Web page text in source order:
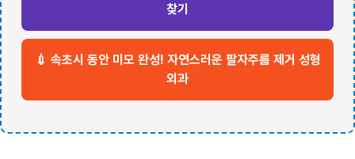
찾기
💉 속초시 동안 미모 완성! 자연스러운 팔자주름 제거 성형
외과